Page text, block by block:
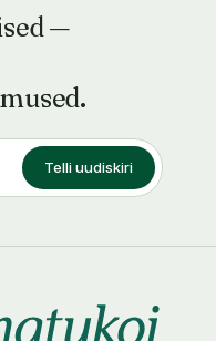
—
Telli uudiskiri